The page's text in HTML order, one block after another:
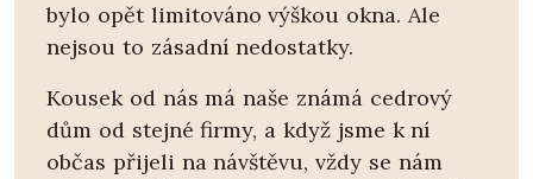
bylo opět limitováno výškou okna. Ale
nejsou to zásadní nedostatky.
Kousek od nás má naše známá cedrový
dům od stejné firmy, a když jsme k ní
občas přijeli na návštěvu, vždy se nám